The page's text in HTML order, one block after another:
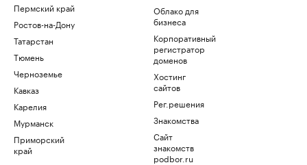
Пермский край
Ростов-на-Дону
Татарстан
Тюмень
Черноземье
Кавказ
Карелия
Мурманск
Приморский
край
Облако для
бизнеса
Корпоративный
регистратор
доменов
Хостинг
сайтов
Рег.решения
Знакомства
Сайт
знакомств
podbor.ru